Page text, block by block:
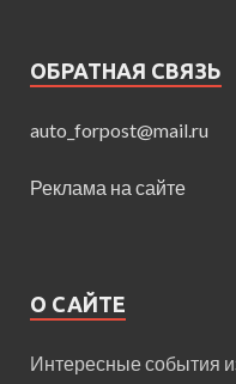
ОБРАТНАЯ СВЯЗЬ
auto_forpost@mail.ru
Реклама на сайте
О САЙТЕ
Интересные события